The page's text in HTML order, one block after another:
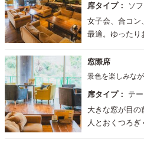
席タイプ：
ソ
女子会、合コン
最適。ゆったり
窓際席
景色を楽しみな
席タイプ：
テ
大きな窓が目の
人とおくつろ